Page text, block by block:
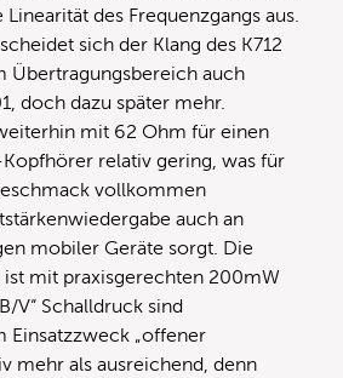
des Frequenzgangs aus.
sich der Klang des K712
Übertragungsbereich auch
doch dazu später mehr.
mit 62 Ohm für einen
relativ gering, was für
vollkommen
auch an
mobiler Geräte sorgt. Die
ist mit praxisgerechten 200mW
V“ Schalldruck sind
Einsatzzweck „offener
mehr als ausreichend, denn